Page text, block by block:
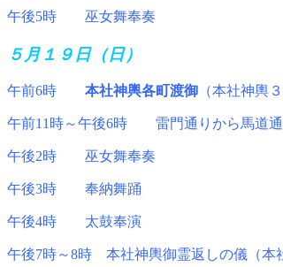
午後5時 巫女舞奉奏
５月１９日（日）
午前6時 本社神輿各町渡御 （本社神輿
午前11時～午後6時 雷門通りから馬道通
午後2時 巫女舞奉奏
午後3時 奉納舞踊
午後4時 太鼓奉演
午後7時～8時 本社神輿御霊返しの儀（本